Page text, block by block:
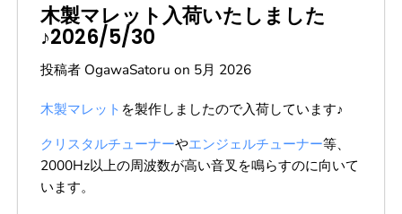
木製マレット入荷いたしました
♪2026/5/30
投稿者 OgawaSatoru on 5月 2026
木製マレット を製作しましたので入荷しています♪
クリスタルチューナーやエンジェルチューナー等、
2000Hz以上の周波数が高い音叉を鳴らすのに向いて
います。